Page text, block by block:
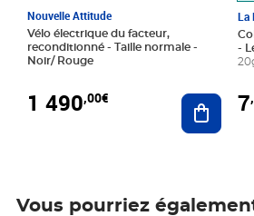
Nouvelle Attitude
Vélo électrique du facteur,
reconditionné - Taille normale -
Noir/ Rouge
1 490,00€ Ajouter
La
-
7
Vous pourriez